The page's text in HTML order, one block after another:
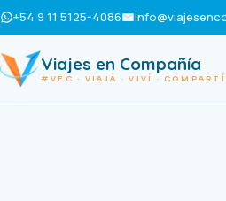
+54 9 11 5125-4086
Viajes en Compañía
#VEC · VIAJÁ · VIVÍ · COMPARTÍ